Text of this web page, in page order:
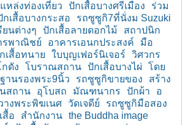
แหล่งท่องเที่ยว ปักเสื้อบางศรีเมือง
ร่วม
กเสื้อบางกระสอ
รถซูซูกิ7ที่นั่งม Suzuki
ยนต่างๆ
ปักเสื้อลายดอกไม้
สถาปนิก
รพาณิชย์ อาคารเอนกประสงค์
มือ
เสื้อทนาย ใบบุญเฟอร์นิเจอร์
วิศวกร
กดัง โบราณสถาน ปักเสื้อบางไผ่ โดย
ฐานรองพระ9นิ้ว รถซูซูกิขายของ
สร้าง
สถาน อุโบสถ มัณฑนากร ปักผ้า
อ
างพระพิฆเนศ วัดเจดีย์
รถซูซูกิมือสอง
สื้อ สำนักงาน the Buddha image